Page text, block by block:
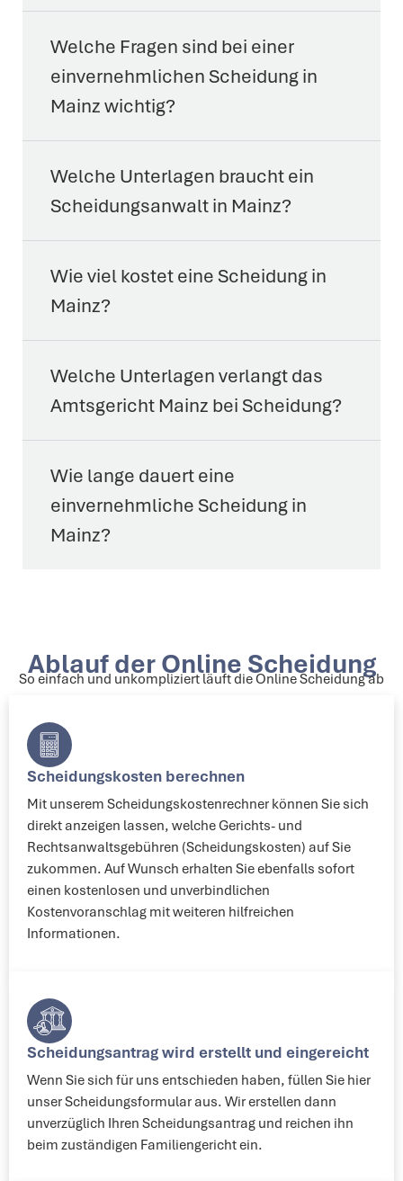
Welche Fragen sind bei einer
einvernehmlichen Scheidung in
Mainz wichtig?
Welche Unterlagen braucht ein
Scheidungsanwalt in Mainz?
Wie viel kostet eine Scheidung in
Mainz?
Welche Unterlagen verlangt das
Amtsgericht Mainz bei Scheidung?
Wie lange dauert eine
einvernehmliche Scheidung in
Mainz?
Ablauf der Online Scheidung
So einfach und unkompliziert läuft die Online Scheidung ab
Scheidungskosten berechnen
Mit unserem Scheidungskostenrechner können Sie sich
direkt anzeigen lassen, welche Gerichts- und
Rechtsanwaltsgebühren (Scheidungskosten) auf Sie
zukommen. Auf Wunsch erhalten Sie ebenfalls sofort
einen kostenlosen und unverbindlichen
Kostenvoranschlag mit weiteren hilfreichen
Informationen.
Scheidungsantrag wird erstellt und eingereicht​
Wenn Sie sich für uns entschieden haben, füllen Sie hier
unser Scheidungsformular aus. Wir erstellen dann
unverzüglich Ihren Scheidungsantrag und reichen ihn
beim zuständigen Familiengericht ein.